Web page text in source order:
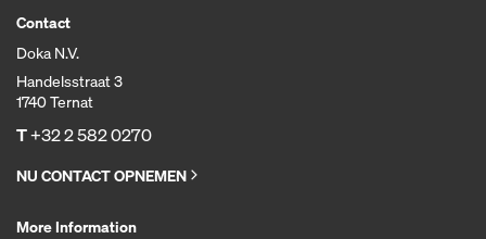
Contact
Doka N.V.
Handelsstraat 3
1740 Ternat
T+32 2 582 0270
NU CONTACT OPNEMEN
More Information